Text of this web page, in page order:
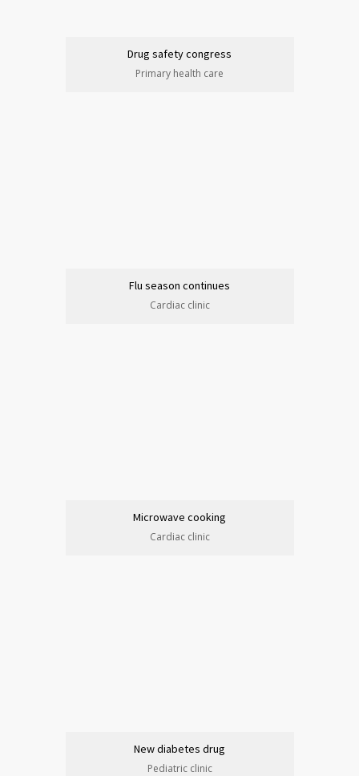
Drug safety congress
Primary health care
Flu season continues
Cardiac clinic
Microwave cooking
Cardiac clinic
New diabetes drug
Pediatric clinic